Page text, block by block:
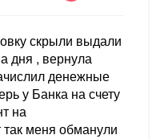
скрыли выдали
дня , вернула
денежные
у Банка на счету
на
меня обманули